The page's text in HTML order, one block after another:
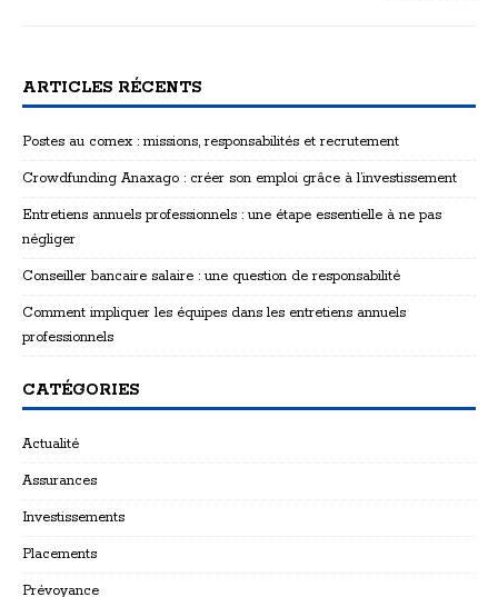
ARTICLES RÉCENTS
Postes au comex : missions, responsabilités et recrutement
Crowdfunding Anaxago : créer son emploi grâce à l’investissement
Entretiens annuels professionnels : une étape essentielle à ne pas
négliger
Conseiller bancaire salaire : une question de responsabilité
Comment impliquer les équipes dans les entretiens annuels
professionnels
CATÉGORIES
Actualité
Assurances
Investissements
Placements
Prévoyance